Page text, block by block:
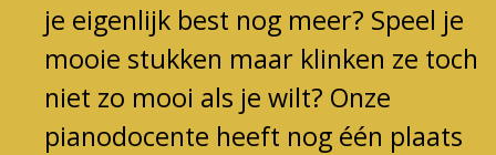
je eigenlijk best nog meer? Speel je
mooie stukken maar klinken ze toch
niet zo mooi als je wilt? Onze
pianodocente heeft nog één plaats